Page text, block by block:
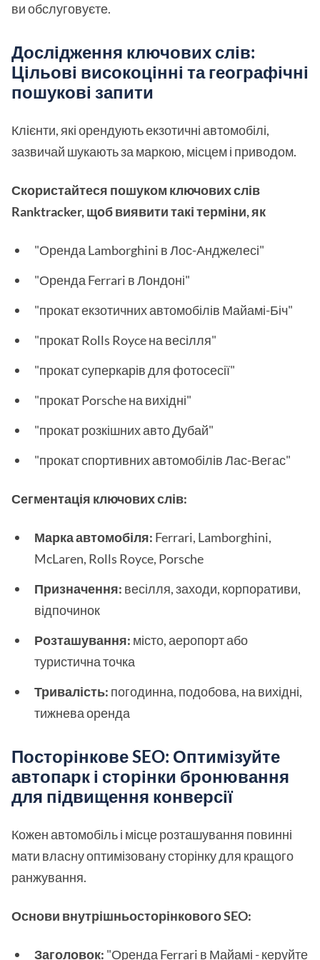
ви обслуговуєте.
Дослідження ключових слів:
Цільові високоцінні та географічні
пошукові запити
Клієнти, які орендують екзотичні автомобілі,
зазвичай шукають за маркою, місцем і приводом.
Скористайтеся пошуком ключових слів
Ranktracker, щоб виявити такі терміни, як
"Оренда Lamborghini в Лос-Анджелесі"
"Оренда Ferrari в Лондоні"
"прокат екзотичних автомобілів Майамі-Біч"
"прокат Rolls Royce на весілля"
"прокат суперкарів для фотосесії"
"прокат Porsche на вихідні"
"прокат розкішних авто Дубай"
"прокат спортивних автомобілів Лас-Вегас"
Сегментація ключових слів:
Марка автомобіля: Ferrari, Lamborghini,
McLaren, Rolls Royce, Porsche
Призначення: весілля, заходи, корпоративи,
відпочинок
Розташування: місто, аеропорт або
туристична точка
Тривалість: погодинна, подобова, на вихідні,
тижнева оренда
Посторінкове SEO: Оптимізуйте
автопарк і сторінки бронювання
для підвищення конверсії
Кожен автомобіль і місце розташування повинні
мати власну оптимізовану сторінку для кращого
ранжування.
Основи внутрішньосторінкового SEO:
Заголовок: "Оренда Ferrari в Майамі - керуйте